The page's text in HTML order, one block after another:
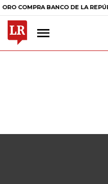
BANCO DE LA REPÚBLICA